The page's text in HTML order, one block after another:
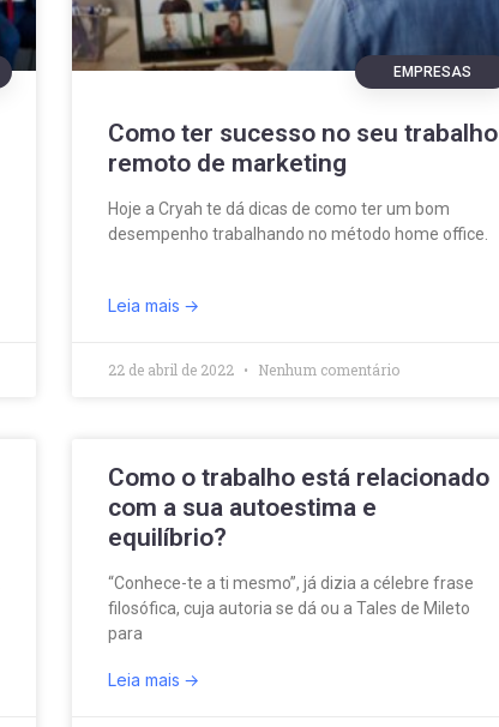
EMPRESAS
Como ter sucesso no seu trabalho
remoto de marketing
Hoje a Cryah te dá dicas de como ter um bom
desempenho trabalhando no método home office.
Leia mais
22 de abril de 2022 Nenhum comentário
Como o trabalho está relacionado
com a sua autoestima e
equilíbrio?
“Conhece-te a ti mesmo”, já dizia a célebre frase
filosófica, cuja autoria se dá ou a Tales de Mileto
para
Leia mais